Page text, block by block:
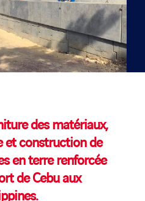
des matériaux,
et construction de
en terre renforcée
de Cebu aux